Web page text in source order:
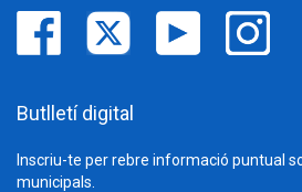
Butlletí digital
Inscriu-te per rebre informació puntual
municipals.